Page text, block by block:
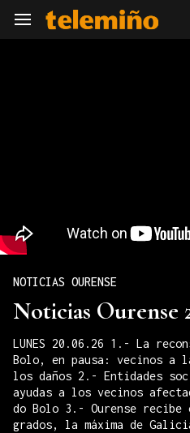
Navegación
NOTICIAS OURENSE
Noticias Ourense
LUNES 20.06.26 1.- La
Bolo, en pausa: vecinos a
los daños 2.- Entidades
ayudas a los vecinos
do Bolo 3.- Ourense recibe
grados, la máxima de